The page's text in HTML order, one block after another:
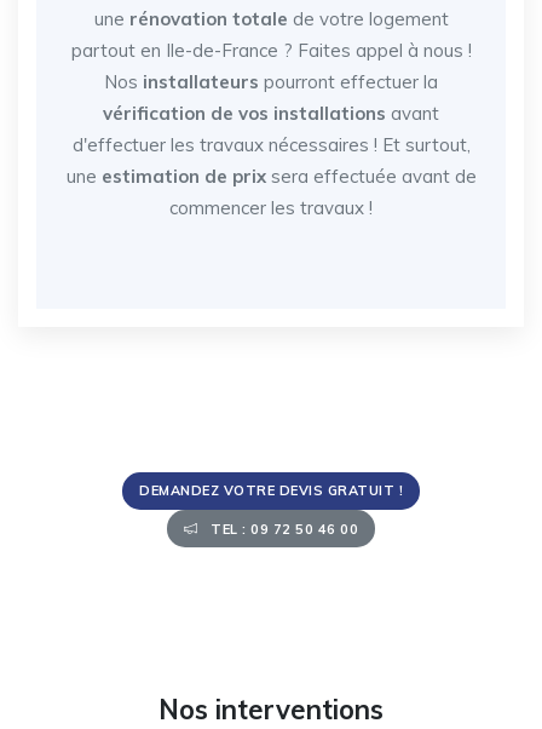
une rénovation totale de votre logement
partout en Ile-de-France ? Faites appel à nous !
Nos installateurs pourront effectuer la
vérification de vos installations avant
d'effectuer les travaux nécessaires ! Et surtout,
une estimation de prixsera effectuée avant de
commencer les travaux !
DEMANDEZ VOTRE DEVIS GRATUIT !
TEL : 09 72 50 46 00
Nos interventions